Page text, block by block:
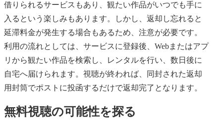
借りられるサービスもあり、観たい作品がいつでも手に
入るという楽しみもあります。しかし、返却し忘れると
延滞料金が発生する場合もあるため、注意が必要です。
利用の流れとしては、サービスに登録後、Webまたはアプ
リから観たい作品を検索し、レンタルを行い、数日後に
自宅へ届けられます。視聴が終われば、同封された返却
用封筒でポストに投函するだけで返却完了となります。
無料視聴の可能性を探る